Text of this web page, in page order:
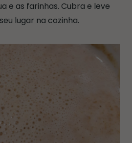
e as farinhas. Cubra e leve
lugar na cozinha.